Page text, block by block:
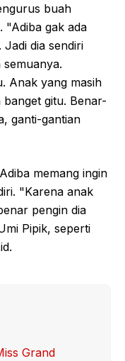
buah
"Adiba gak ada
dia sendiri
Anak yang masih
gitu. Benar-
ganti-gantian
memang ingin
"Karena anak
pengin dia
Pipik, seperti
Grand